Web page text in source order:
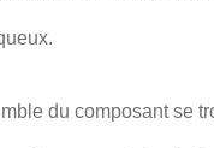
du composant se